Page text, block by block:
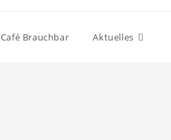
Café Brauchbar Aktuelles